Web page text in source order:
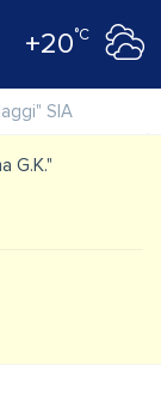
+20°C
SIA
G.K."